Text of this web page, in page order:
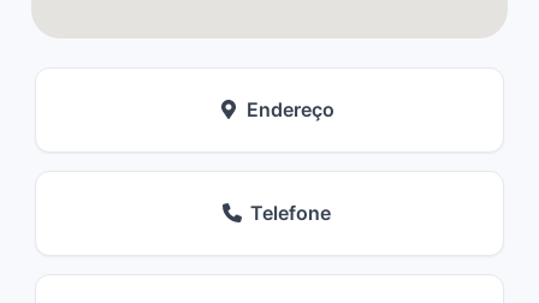
Endereço
Telefone